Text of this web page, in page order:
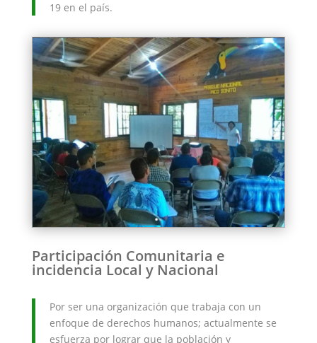
19 en el país.
Participación Comunitaria e
incidencia Local y Nacional
Por ser una organización que trabaja con un
enfoque de derechos humanos; actualmente se
esfuerza por lograr que la población y